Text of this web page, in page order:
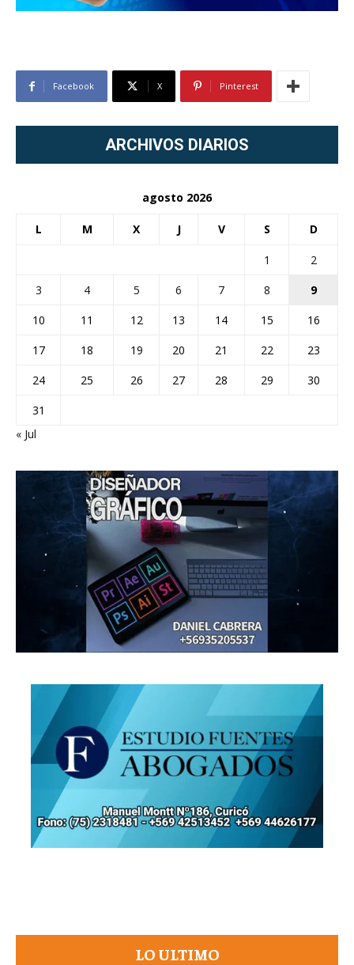
Facebook X Pinterest
ARCHIVOS DIARIOS
agosto 2026
L M X J V S D
1
2
3
4 5 6 7 8
9
10
11 12 13 14 15
16
17
18 19 20 21 22
23
24
25 26 27 28 29
30
31
« Jul
LO ULTIMO